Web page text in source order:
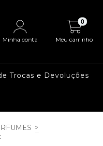
Minha conta Meu carrinho
0
Trocas e Devoluções
>